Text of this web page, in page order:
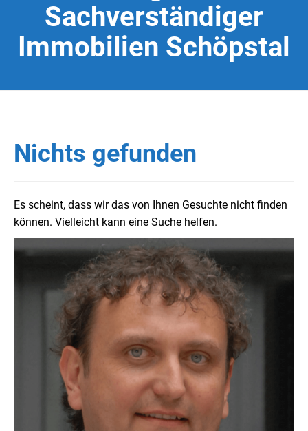
Sachverständiger
Immobilien Schöpstal
Nichts gefunden
Es scheint, dass wir das von Ihnen Gesuchte nicht finden
können. Vielleicht kann eine Suche helfen.